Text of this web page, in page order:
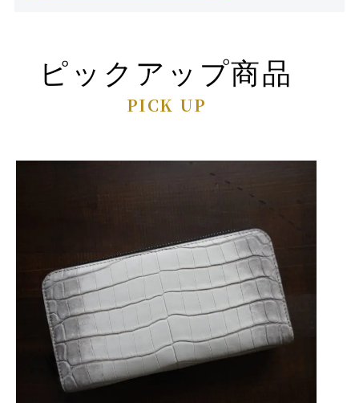
ピックアップ商品
PICK UP